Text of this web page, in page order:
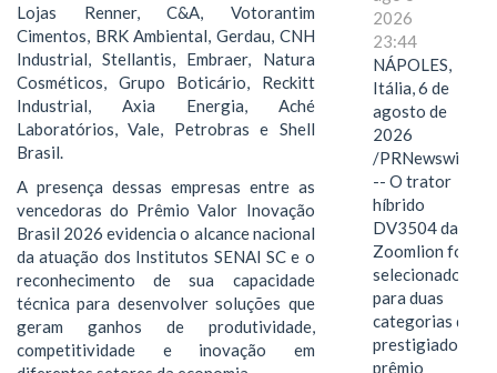
Lojas Renner, C&A, Votorantim
Cimentos, BRK Ambiental, Gerdau, CNH
Industrial, Stellantis, Embraer, Natura
Cosméticos, Grupo Boticário, Reckitt
Industrial, Axia Energia, Aché
Laboratórios, Vale, Petrobras e Shell
Brasil.
A presença dessas empresas entre as
vencedoras do Prêmio Valor Inovação
Brasil 2026 evidencia o alcance nacional
da atuação dos Institutos SENAI SC e o
reconhecimento de sua capacidade
técnica para desenvolver soluções que
geram ganhos de produtividade,
competitividade e inovação em
2026
23:44
NÁPOLES,
Itália, 6 de
agosto de
2026
/PRNewswire/
-- O trator
híbrido
DV3504 da
Zoomlion foi
selecionado
para duas
categorias do
prestigiado
prêmio